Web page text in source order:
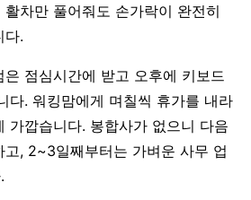
차만 풀어줘도 손가락이 완전히
다.
점심시간에 받고 오후에 키보드
다. 워킹맘에게 며칠씩 휴가를 내라
가깝습니다. 봉합사가 없으니 다음
고, 2~3일째부터는 가벼운 사무 업